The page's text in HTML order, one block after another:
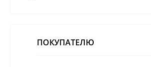
ПОКУПАТЕЛЮ